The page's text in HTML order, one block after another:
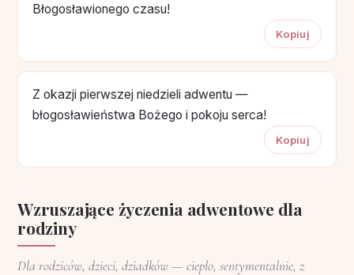
Błogosławionego czasu!
Kopiuj
Z okazji pierwszej niedzieli adwentu —
błogosławieństwa Bożego i pokoju serca!
Kopiuj
Wzruszające życzenia adwentowe dla
rodziny
Dla rodziców, dzieci, dziadków — ciepło, sentymentalnie, z